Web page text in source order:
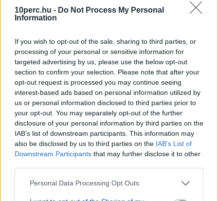
10perc.hu - Do Not Process My Personal
Information
If you wish to opt-out of the sale, sharing to third parties, or
processing of your personal or sensitive information for
targeted advertising by us, please use the below opt-out
section to confirm your selection. Please note that after your
opt-out request is processed you may continue seeing
interest-based ads based on personal information utilized by
us or personal information disclosed to third parties prior to
your opt-out. You may separately opt-out of the further
disclosure of your personal information by third parties on the
IAB’s list of downstream participants. This information may
also be disclosed by us to third parties on the IAB’s List of
Downstream Participants that may further disclose it to other
Personal Data Processing Opt Outs
USA Donald Trump
A hatóságok fegyverrel és lőszerekkel tartóztattak le
látogatása előtt.Bővebben...
KÜLFÖLD 2026. augusztus 4.
157 embert mentett ki a parti őrség egy égő
bárkából a La Manche-csatornán